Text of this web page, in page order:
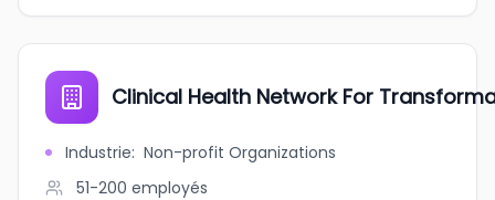
Clinical Health Network For
Industrie: Non-profit Organizations
51-200 employés